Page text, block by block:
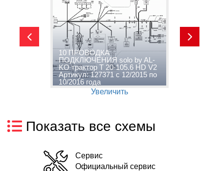
10 ПРОВОДКА
ПОДКЛЮЧЕНИЯ solo by AL-
KO трактор T 20-105.6 HD V2
Артикул: 127371 с 12/2015 по
10/2016 года
Увеличить
Показать все схемы
Сервис
Официальный сервис